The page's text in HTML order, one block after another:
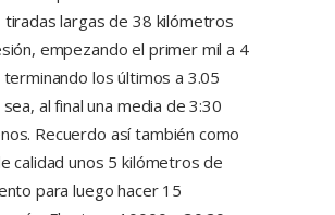
tiradas largas de 38 kilómetros
empezando el primer mil a 4
los últimos a 3.05
al final una media de 3:30
Recuerdo así también como
calidad unos 5 kilómetros de
para luego hacer 15